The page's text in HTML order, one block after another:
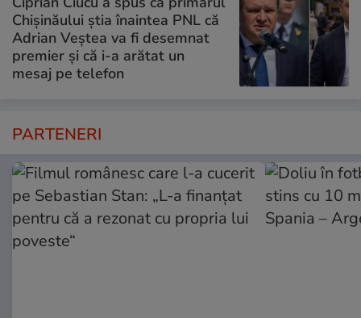
Chișinăului știa înaintea PNL că
Adrian Veștea va fi desemnat
premier și că i-a arătat un
mesaj pe telefon
PARTENERI